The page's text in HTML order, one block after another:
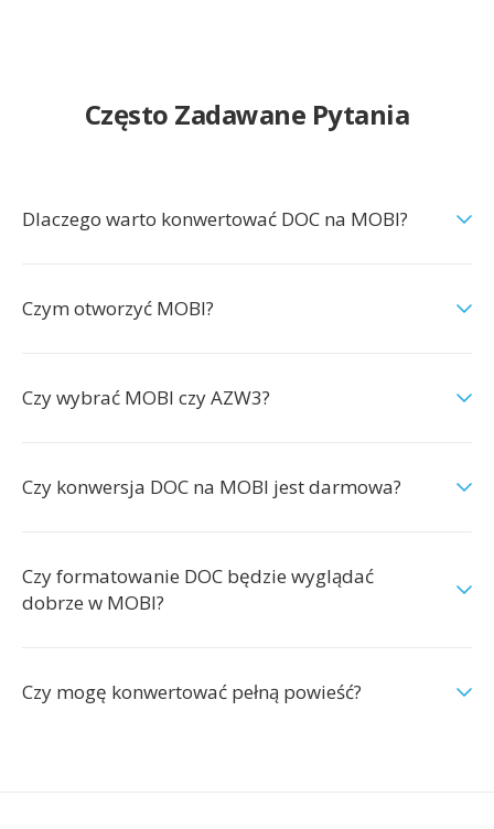
Często Zadawane Pytania
Dlaczego warto konwertować DOC na MOBI?
Czym otworzyć MOBI?
Czy wybrać MOBI czy AZW3?
Czy konwersja DOC na MOBI jest darmowa?
Czy formatowanie DOC będzie wyglądać
dobrze w MOBI?
Czy mogę konwertować pełną powieść?